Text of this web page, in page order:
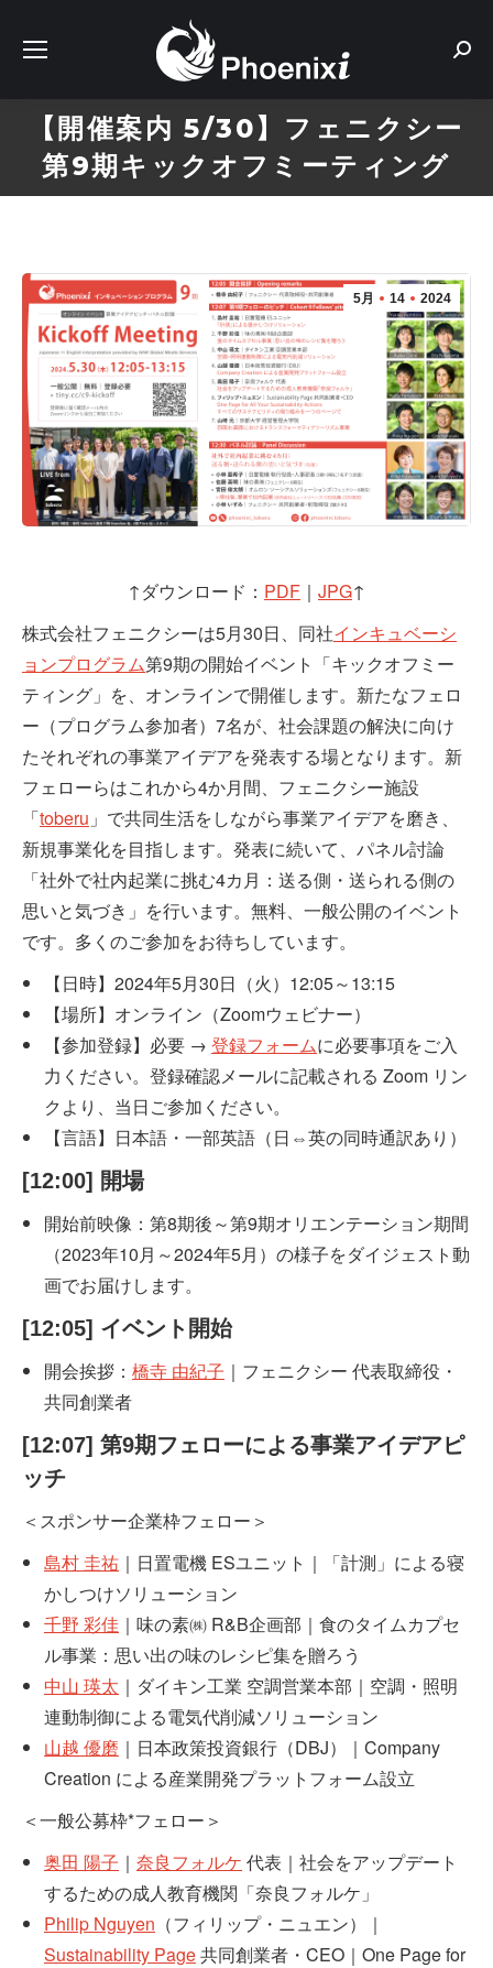
【開催案内 5/30】フェニクシー
第9期キックオフミーティング
5月 14 2024
↑ダウンロード： PDF ｜ JPG↑
株式会社フェニクシーは5月30日、同社インキュベーシ
ョンプログラム第9期の開始イベント「キックオフミー
ティング」を、オンラインで開催します。新たなフェロ
ー（プログラム参加者）7名が、社会課題の解決に向け
たそれぞれの事業アイデアを発表する場となります。新
フェローらはこれから4か月間、フェニクシー施設
「toberu 」で共同生活をしながら事業アイデアを磨き、
新規事業化を目指します。発表に続いて、パネル討論
「社外で社内起業に挑む4カ月：送る側・送られる側の
思いと気づき」を行います。無料、一般公開のイベント
です。多くのご参加をお待ちしています。
【日時】2024年5月30日（火）12:05～13:15
【場所】オンライン（Zoomウェビナー）
【参加登録】必要 → 登録フォームに必要事項をご入
力ください。登録確認メールに記載される Zoom リン
クより、当日ご参加ください。
【言語】日本語・一部英語（日⇔英の同時通訳あり）
[12:00] 開場
開始前映像：第8期後～第9期オリエンテーション期間
（2023年10月～2024年5月）の様子をダイジェスト動
画でお届けします。
[12:05] イベント開始
開会挨拶： 橋寺 由紀子 ｜フェニクシー 代表取締役・
共同創業者
[12:07] 第9期フェローによる事業アイデアピ
ッチ
＜スポンサー企業枠フェロー＞
島村 圭祐 ｜日置電機 ESユニット｜「計測」による寝
かしつけソリューション
千野 彩佳 ｜味の素㈱ R&B企画部｜食のタイムカプセ
ル事業：思い出の味のレシピ集を贈ろう
中山 瑛太 ｜ダイキン工業 空調営業本部｜空調・照明
連動制御による電気代削減ソリューション
山越 優磨 ｜日本政策投資銀行（DBJ）｜Company
Creation による産業開発プラットフォーム設立
＜一般公募枠*フェロー＞
奥田 陽子 ｜ 奈良フォルケ 代表｜社会をアップデート
するための成人教育機関「奈良フォルケ」
Philip Nguyen （フィリップ・ニュエン）｜
Sustainability Page共同創業者・CEO｜One Page for